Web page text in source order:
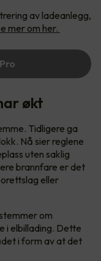
av ladeanlegg,
mer om her.
økt
Tidligere ga
Nå sier reglene
uten saklig
brannfare er det
eller
om
i elbillading. Dette
i form av at det